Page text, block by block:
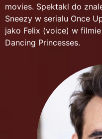
movies. Spektakl do
Sneezy w serialu Once
jako Felix (voice) w
Dancing Princesses.